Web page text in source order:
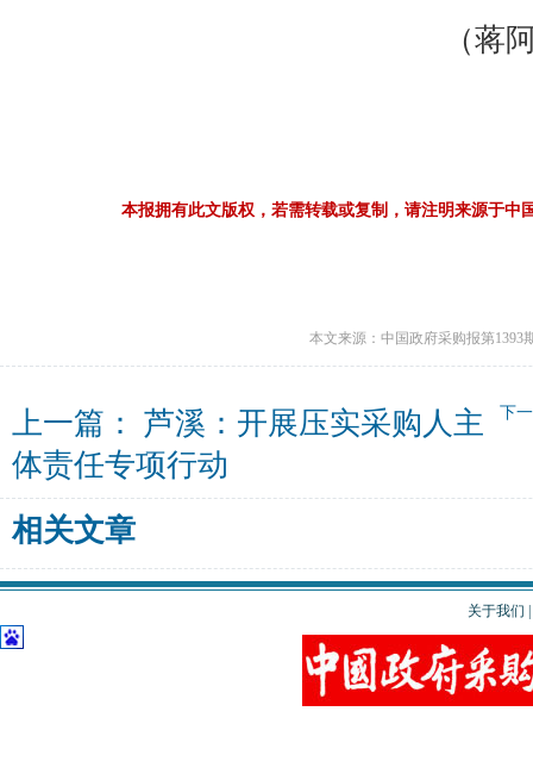
（蒋
本报拥有此文版权，若需转载或复制，请注明来源于
本文来源：中国政府采购报第1393
下
上一篇： 芦溪：开展压实采购人主
体责任专项行动
相关文章
关于我们